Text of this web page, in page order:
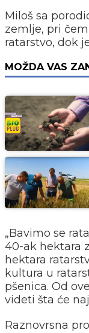
Miloš sa
zemlje, pri
ratarstvo, dok
MOŽDA VAS
„Bavimo se
40-ak hektara
hektara
kultura u
pšenica. Od
videti šta će
Raznovrsna